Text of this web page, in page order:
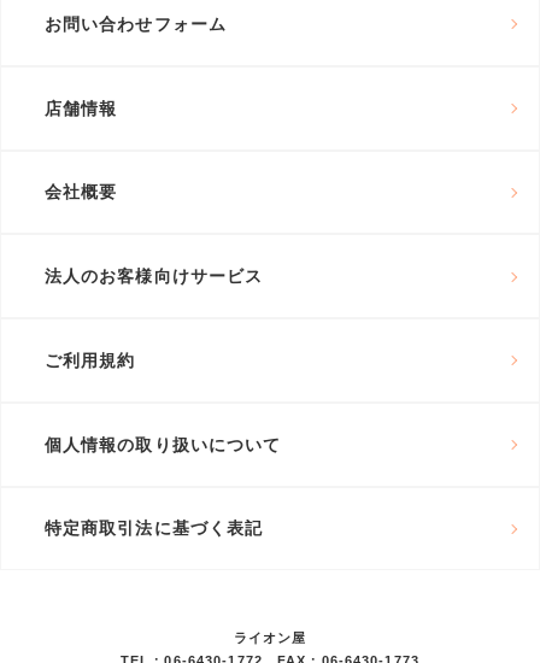
お問い合わせフォーム
店舗情報
会社概要
法人のお客様向けサービス
ご利用規約
個人情報の取り扱いについて
特定商取引法に基づく表記
ライオン屋